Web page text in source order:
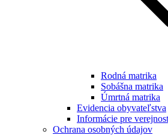
Rodná matrika
Sobášna matrika
Úmrtná matrika
Evidencia obyvateľstva
Informácie pre
Ochrana osobných údajov